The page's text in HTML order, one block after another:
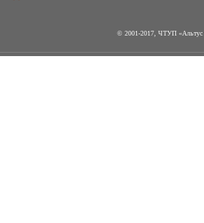
© 2001-2017, ЧТУП «Альтус